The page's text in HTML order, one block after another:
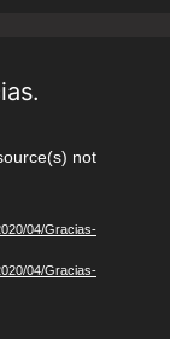
not
04/Gracias-
04/Gracias-